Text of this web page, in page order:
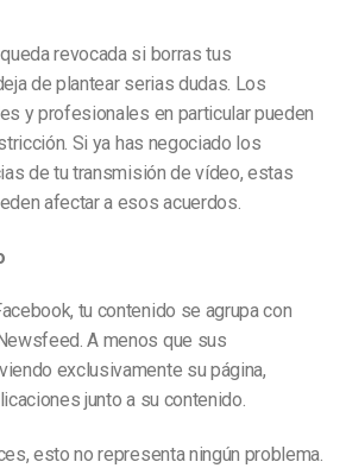
revocada si borras tus
de plantear serias dudas. Los
y profesionales en particular pueden
Si ya has negociado los
de tu transmisión de vídeo, estas
afectar a esos acuerdos.
tu contenido se agrupa con
A menos que sus
exclusivamente su página,
junto a su contenido.
esto no representa ningún problema.